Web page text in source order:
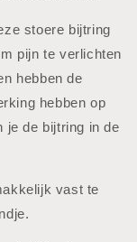
stoere bijtring
pijn te verlichten
hebben de
hebben op
je de bijtring in de
vast te